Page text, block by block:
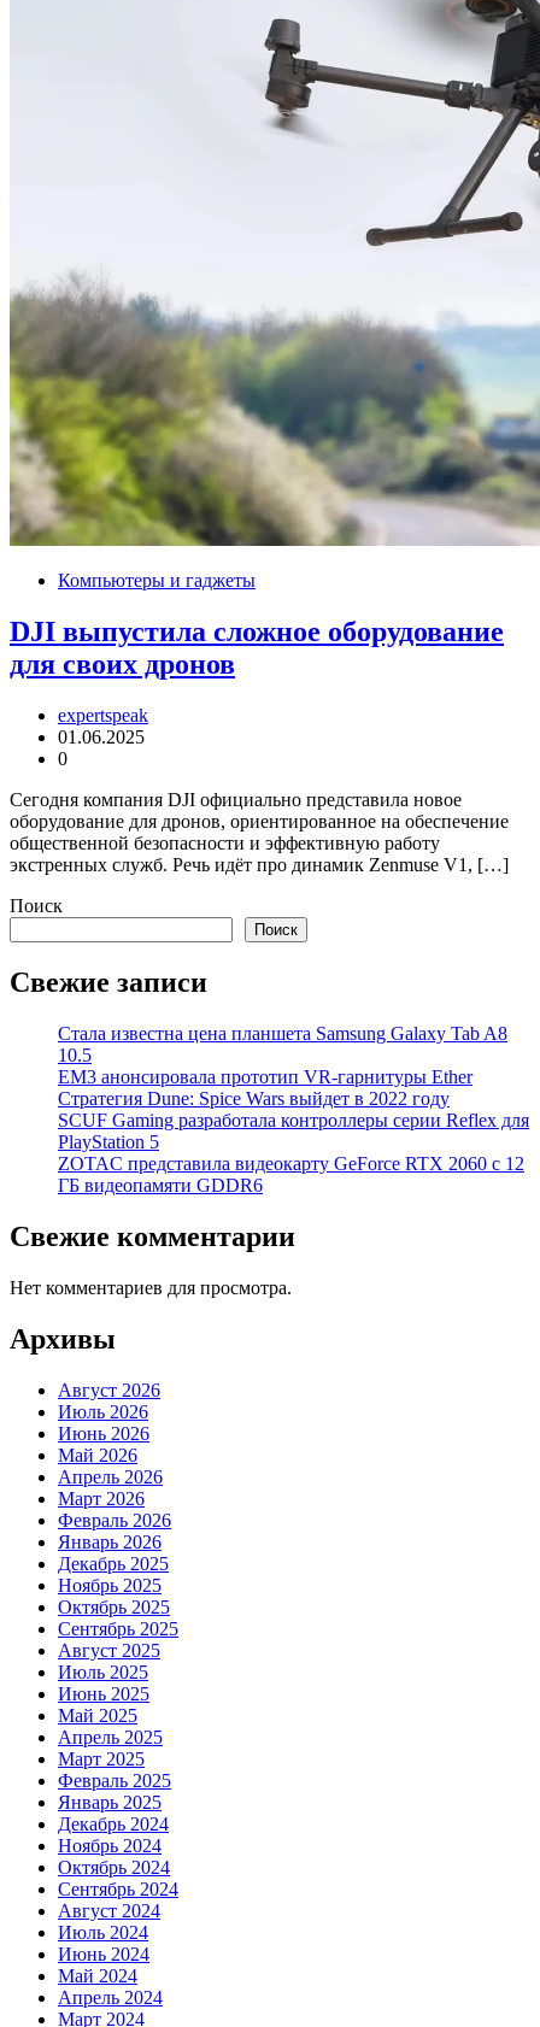
Компьютеры и гаджеты
DJI выпустила сложное оборудование
для своих дронов
expertspeak
01.06.2025
0
Сегодня компания DJI официально представила новое
оборудование для дронов, ориентированное на обеспечение
общественной безопасности и эффективную работу
экстренных служб. Речь идёт про динамик Zenmuse V1, […]
Поиск
Поиск
Свежие записи
Стала известна цена планшета Samsung Galaxy Tab A8
10.5
EM3 анонсировала прототип VR-гарнитуры Ether
Стратегия Dune: Spice Wars выйдет в 2022 году
SCUF Gaming разработала контроллеры серии Reflex для
PlayStation 5
ZOTAC представила видеокарту GeForce RTX 2060 с 12
ГБ видеопамяти GDDR6
Свежие комментарии
Нет комментариев для просмотра.
Архивы
Август 2026
Июль 2026
Июнь 2026
Май 2026
Апрель 2026
Март 2026
Февраль 2026
Январь 2026
Декабрь 2025
Ноябрь 2025
Октябрь 2025
Сентябрь 2025
Август 2025
Июль 2025
Июнь 2025
Май 2025
Апрель 2025
Март 2025
Февраль 2025
Январь 2025
Декабрь 2024
Ноябрь 2024
Октябрь 2024
Сентябрь 2024
Август 2024
Июль 2024
Июнь 2024
Май 2024
Апрель 2024
Март 2024